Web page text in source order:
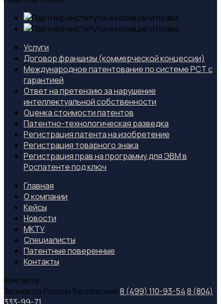
Услуги
Договор франшизы (коммерческой концессии)
Международное патентование по системе PCT с
гарантией
Ответ на претензию за нарушение
интеллектуальной собственности
Оценка стоимости патентов
Патентно-технологическая разведка
Регистрация патента на изобретение
Регистрация товарного знака
Регистрация прав на программу для ЭВМ в
Роспатенте под ключ
Главная
О компании
Кейсы
Новости
МКТУ
Специалиcты
Патентные поверенные
Контакты
Контакты
Звонок по России бесплатный8 (499) 110-93-548 (804)